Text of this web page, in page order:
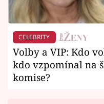
CELEBRITY
Volby a VIP: Kdo
kdo vzpomínal na
komise?